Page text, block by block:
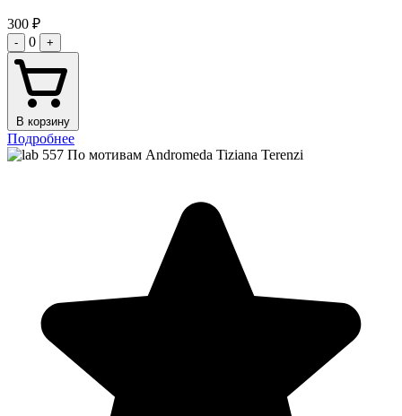
300 ₽
- 0 +
В корзину
Подробнее